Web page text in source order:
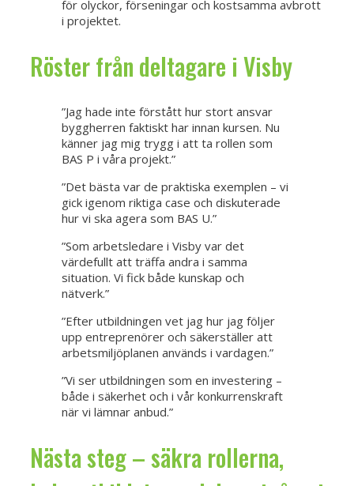
för olyckor, förseningar och kostsamma avbrott
i projektet.
Röster från deltagare i Visby
”Jag hade inte förstått hur stort ansvar
byggherren faktiskt har innan kursen. Nu
känner jag mig trygg i att ta rollen som
BAS P i våra projekt.”
”Det bästa var de praktiska exemplen – vi
gick igenom riktiga case och diskuterade
hur vi ska agera som BAS U.”
”Som arbetsledare i Visby var det
värdefullt att träffa andra i samma
situation. Vi fick både kunskap och
nätverk.”
”Efter utbildningen vet jag hur jag följer
upp entreprenörer och säkerställer att
arbetsmiljöplanen används i vardagen.”
”Vi ser utbildningen som en investering –
både i säkerhet och i vår konkurrenskraft
när vi lämnar anbud.”
Nästa steg – säkra rollerna,